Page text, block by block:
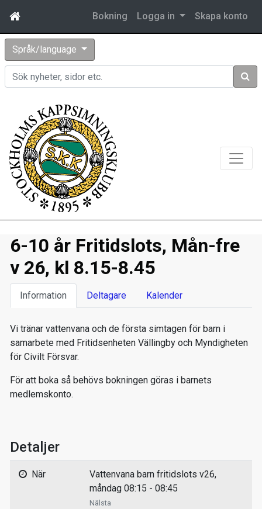
Bokning Logga in Skapa konto
Språk/language
Sök
6-10 år Fritidslots, Mån-fre
v 26, kl 8.15-8.45
Information Deltagare Kalender
Vi tränar vattenvana och de första simtagen för barn i
samarbete med Fritidsenheten Vällingby och Myndigheten
för Civilt Försvar.
För att boka så behövs bokningen göras i barnets
medlemskonto.
Detaljer
När
Vattenvana barn fritidslots v26,
måndag 08:15 - 08:45
Nälsta